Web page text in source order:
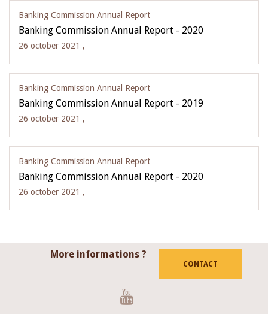
Banking Commission Annual Report
Banking Commission Annual Report - 2020
26 october 2021 ,
Banking Commission Annual Report
Banking Commission Annual Report - 2019
26 october 2021 ,
Banking Commission Annual Report
Banking Commission Annual Report - 2020
26 october 2021 ,
More informations ?
CONTACT